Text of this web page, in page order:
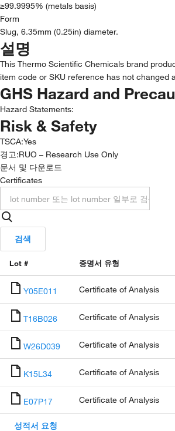
≥99.9995% (metals basis)
Form
Slug, 6.35mm (0.25in) diameter.
설명
This Thermo Scientific Chemicals brand
item code or SKU reference has not changed
GHS Hazard and
Hazard Statements:
Risk & Safety
TSCA:Yes
경고:RUO – Research Use Only
문서 및 다운로드
Certificates
검색
Lot # 증명서 유형
Y05E011 Certificate of Analysis
T16B026 Certificate of Analysis
W26D039 Certificate of Analysis
K15L34 Certificate of Analysis
E07P17 Certificate of Analysis
성적서 요청